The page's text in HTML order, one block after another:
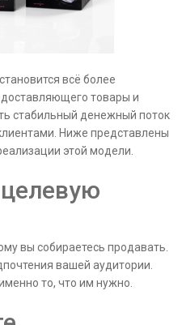
всё более
товары и
стабильный денежный поток
Ниже представлены
этой модели.
вы собираетесь продавать.
вашей аудитории.
то, что им нужно.